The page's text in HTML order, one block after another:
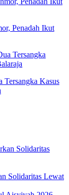
Penadah Ikut
Tersangka Kasus
Solidaritas Lewat